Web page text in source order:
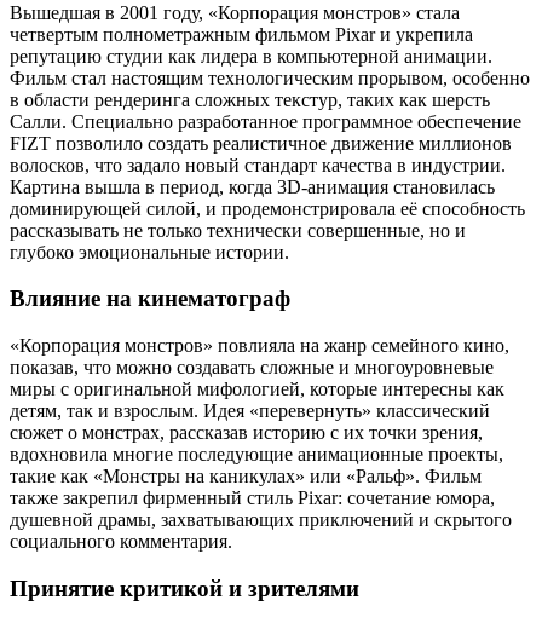
Вышедшая в 2001 году, «Корпорация монстров» стала
четвертым полнометражным фильмом Pixar и укрепила
репутацию студии как лидера в компьютерной анимации.
Фильм стал настоящим технологическим прорывом, особенно
в области рендеринга сложных текстур, таких как шерсть
Салли. Специально разработанное программное обеспечение
FIZT позволило создать реалистичное движение миллионов
волосков, что задало новый стандарт качества в индустрии.
Картина вышла в период, когда 3D-анимация становилась
доминирующей силой, и продемонстрировала её способность
рассказывать не только технически совершенные, но и
глубоко эмоциональные истории.
Влияние на кинематограф
«Корпорация монстров» повлияла на жанр семейного кино,
показав, что можно создавать сложные и многоуровневые
миры с оригинальной мифологией, которые интересны как
детям, так и взрослым. Идея «перевернуть» классический
сюжет о монстрах, рассказав историю с их точки зрения,
вдохновила многие последующие анимационные проекты,
такие как «Монстры на каникулах» или «Ральф». Фильм
также закрепил фирменный стиль Pixar: сочетание юмора,
душевной драмы, захватывающих приключений и скрытого
социального комментария.
Принятие критикой и зрителями